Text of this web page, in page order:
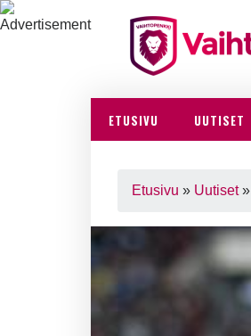
ETUSIVU UUTISET
Etusivu » Uutiset»